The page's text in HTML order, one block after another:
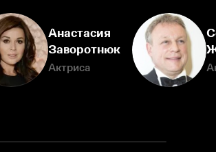
Анастасия
Заворотнюк
Актриса